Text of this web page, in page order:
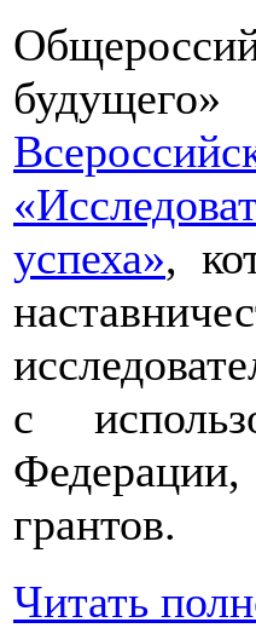
будущего»
успеха»,
с
грантов.
Читать